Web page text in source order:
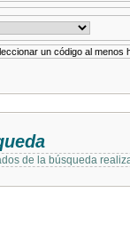
un código al menos
de la búsqueda